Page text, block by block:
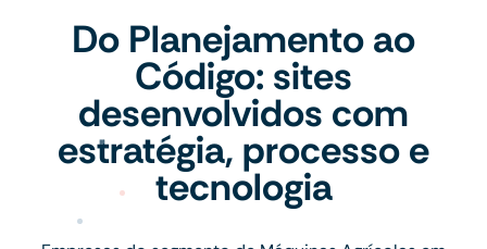
Do Planejamento ao
Código: sites
desenvolvidos com
estratégia, processo e
tecnologia